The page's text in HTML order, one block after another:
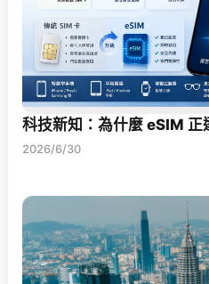
科技新知：為什麼 eSIM 正
2026/6/30